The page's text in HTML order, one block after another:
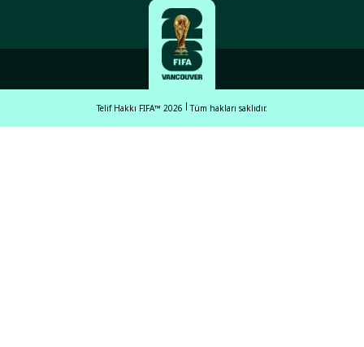
Telif Hakkı FIFA™ 2026 Tüm hakları saklıdır.